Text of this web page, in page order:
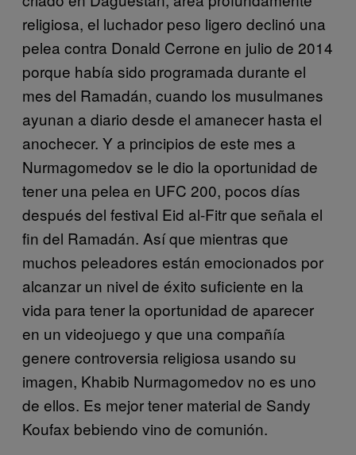
religiosa, el luchador peso ligero declinó una
pelea contra Donald Cerrone en julio de 2014
porque había sido programada durante el
mes del Ramadán, cuando los musulmanes
ayunan a diario desde el amanecer hasta el
anochecer. Y a principios de este mes a
Nurmagomedov se le dio la oportunidad de
tener una pelea en UFC 200, pocos días
después del festival Eid al-Fitr que señala el
fin del Ramadán. Así que mientras que
muchos peleadores están emocionados por
alcanzar un nivel de éxito suficiente en la
vida para tener la oportunidad de aparecer
en un videojuego y que una compañía
genere controversia religiosa usando su
imagen, Khabib Nurmagomedov no es uno
de ellos. Es mejor tener material de Sandy
Koufax bebiendo vino de comunión.